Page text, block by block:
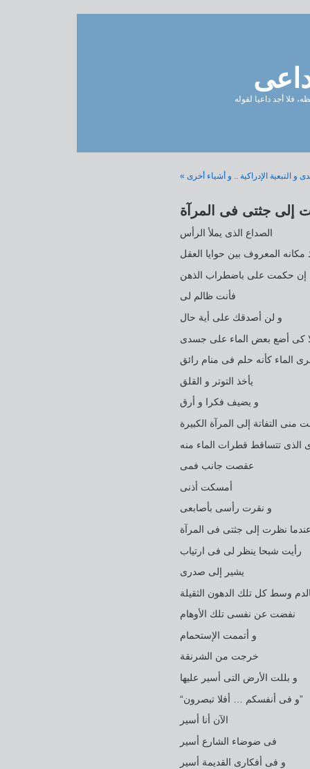
فلا أجد داعيا لقوله
و التبعية الإدراكية .. و أشياء أخرى
إلى جثتى فى المرآة
الصداع الذى يملأ الرأس
مكانه المعروف بين حوايا العقل
إن حكمت على باضطراب الذهن
فأنت ظالم لى
و لن أصدقك على أية حال
كى أضع بعض الماء على جسدى
الماء كأنه حلم فى منام رائق
يأخذ التوتر و القلق
و يضيف فكرا و أرق
منى التفاتة إلى المرآة الكبيرة
تتساقط قطرات الماء منه
عقصت جانب فمى
أمسكت أذنى
و نقرت رأسى بأصابعى
نظرت إلى جثتى فى المرآة
رأيت شبحا ينظر لى فى ارتياب
يشير إلى صدرى
وسط كل تلك الدهون الثقيلة
نفضت عن نفسى تلك الأوهام
و أتممت الإستحمام
خرجت من الشرنقة
و بللت الأرض التى أسير عليها
“و فى أنفسكم … أفلا تبصرون”
الآن أنا أسير
فى ضوضاء الشارع أسير
و فى أفكارى القديمة أسير